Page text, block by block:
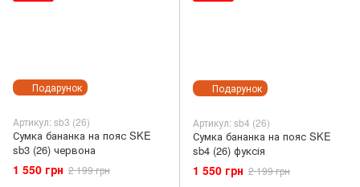
Подарунок
Артикул: sb3 (26)
Сумка бананка на пояс SKE
sb3 (26) червона
1 550 грн 2 199 грн
Подарунок
Артикул: sb4 (26)
Сумка бананка на пояс SKE
sb4 (26) фуксія
1 550 грн 2 199 грн